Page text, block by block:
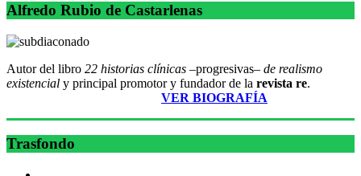
Alfredo Rubio de Castarlenas
Autor del libro 22 historias clínicas –progresivas– de realismo
existencial y principal promotor y fundador de la revista re.
VER BIOGRAFÍA
Trasfondo